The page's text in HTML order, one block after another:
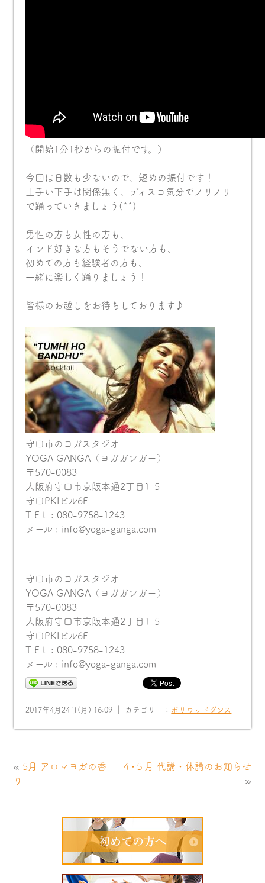
（開始1分1秒からの振付です。）
今回は日数も少ないので、短めの振付です！
上手い下手は関係無く、ディスコ気分でノリノリ
で踊っていきましょう(^^)
男性の方も女性の方も、
インド好きな方もそうでない方も、
初めての方も経験者の方も、
一緒に楽しく踊りましょう！
皆様のお越しをお待ちしております♪
守口市のヨガスタジオ
YOGA GANGA（ヨガガンガー）
〒570-0083
大阪府守口市京阪本通2丁目1-5
守口PKIビル6F
T E L : 080-9758-1243
メール : info@yoga-ganga.com
守口市のヨガスタジオ
YOGA GANGA（ヨガガンガー）
〒570-0083
大阪府守口市京阪本通2丁目1-5
守口PKIビル6F
T E L : 080-9758-1243
メール : info@yoga-ganga.com
2017年4月24日(月) 16:09 ｜ カテゴリー： ボリウッドダンス
« 5月 アロマヨガの香
り
４•５月 代講・休講のお知らせ
»